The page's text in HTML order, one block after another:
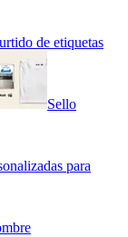
de etiquetas
Sello
para